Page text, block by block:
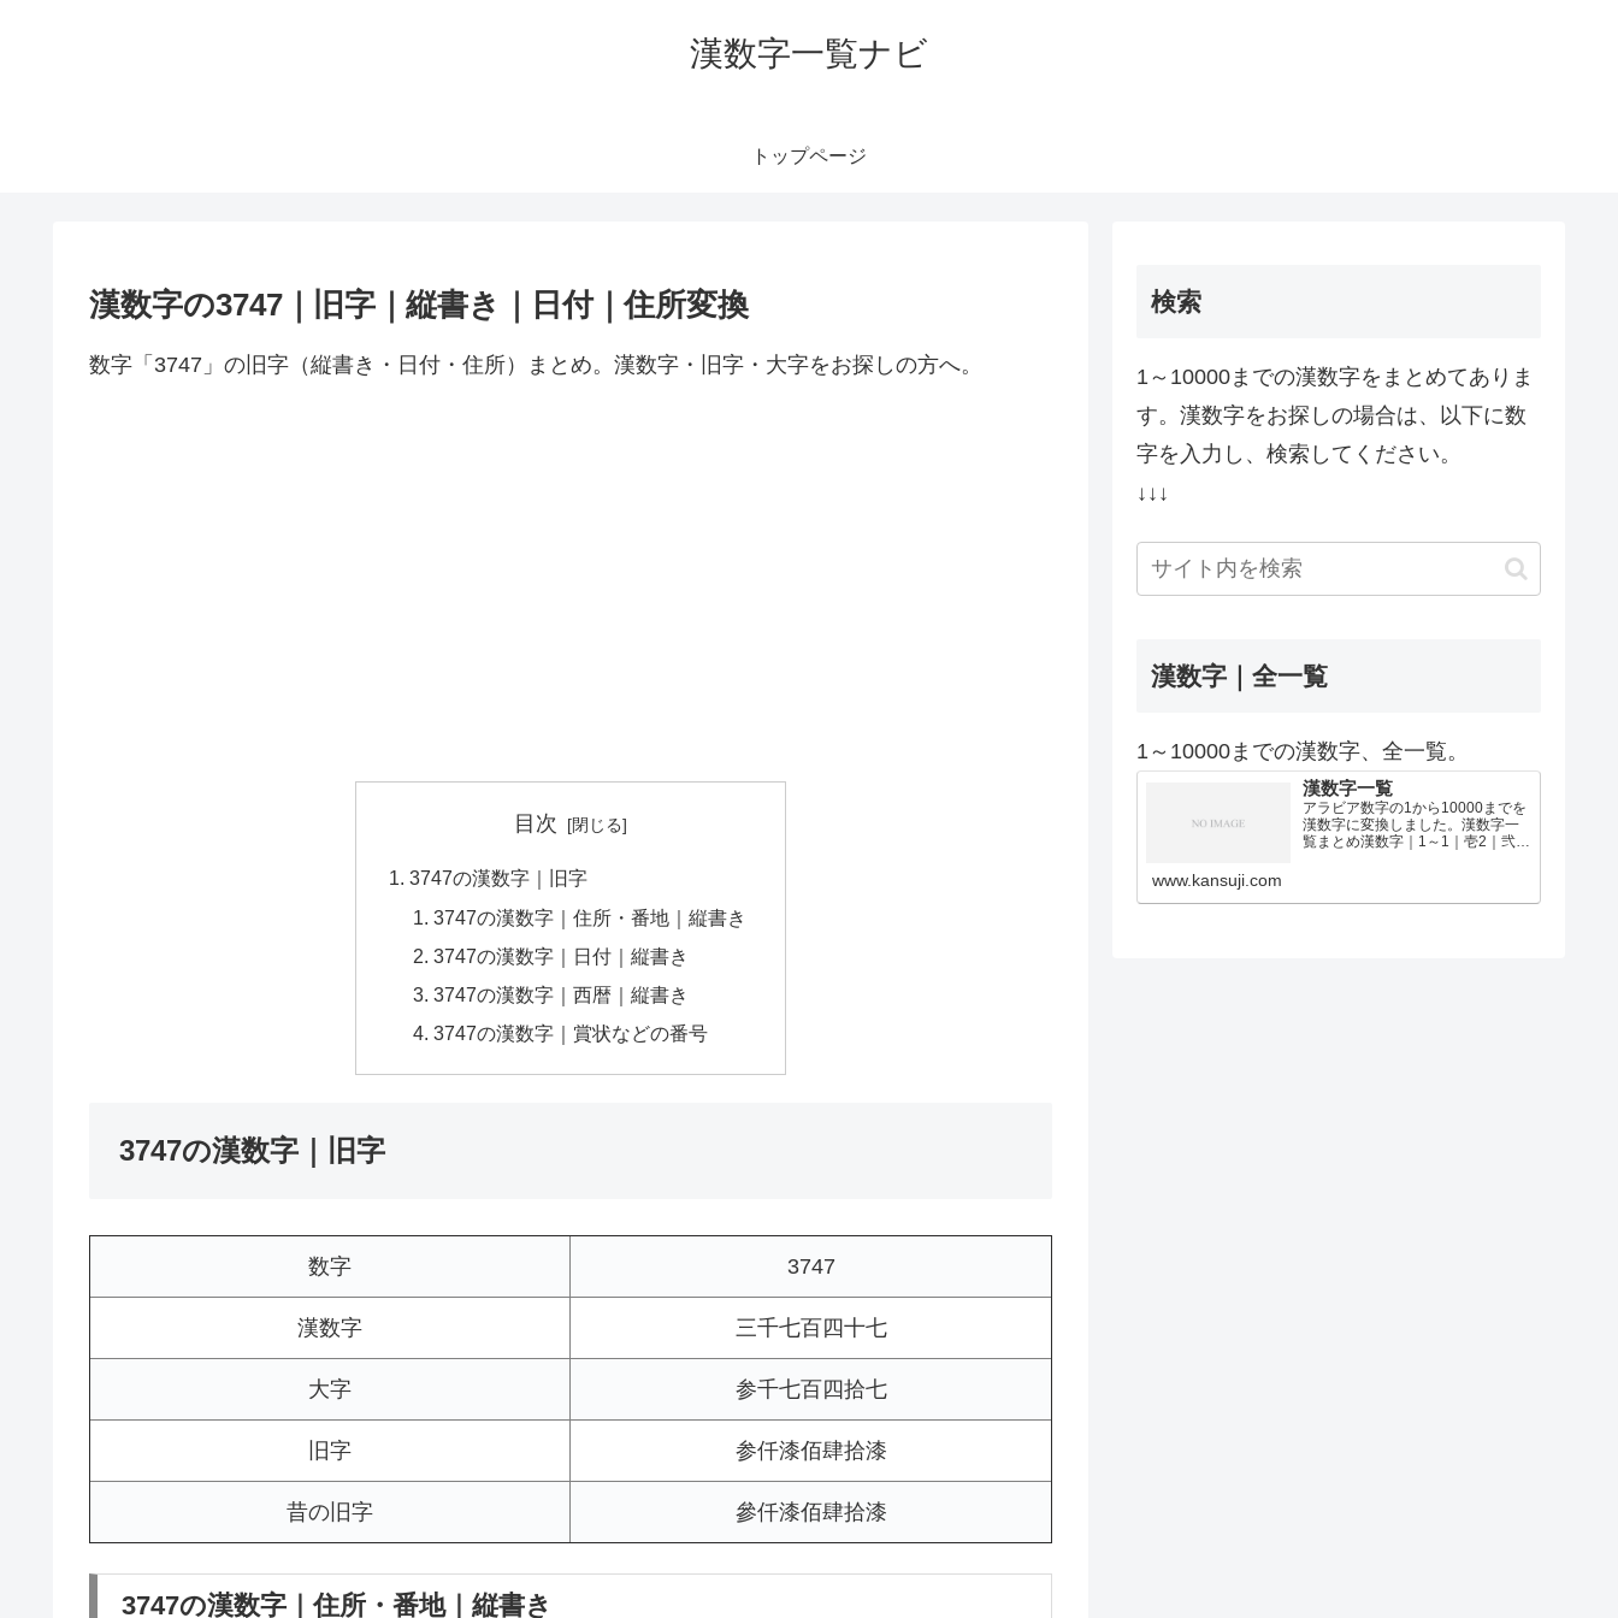
漢数字一覧ナビ
トップページ
漢数字の3747｜旧字｜縦書き｜日付｜住所変換
数字「3747」の旧字（縦書き・日付・住所）まとめ。漢数字・旧字・大字をお探しの方へ。
目次
3747の漢数字｜旧字
3747の漢数字｜住所・番地｜縦書き
3747の漢数字｜日付｜縦書き
3747の漢数字｜西暦｜縦書き
3747の漢数字｜賞状などの番号
3747の漢数字｜旧字
数字 3747
漢数字 三千七百四十七
大字 参千七百四拾七
旧字 参仟漆佰肆拾漆
昔の旧字 參仟漆佰肆拾漆
3747の漢数字｜住所・番地｜縦書き
検索
1～10000までの漢数字をまとめてありま
す。漢数字をお探しの場合は、以下に数
字を入力し、検索してください。
↓↓↓
漢数字｜全一覧
1～10000までの漢数字、全一覧。
漢数字一覧
アラビア数字の1から10000までを
漢数字に変換しました。漢数字一
覧まとめ漢数字｜1～1｜壱2｜弐3
｜拾漆18｜拾捌19｜拾玖2…
www.kansuji.com